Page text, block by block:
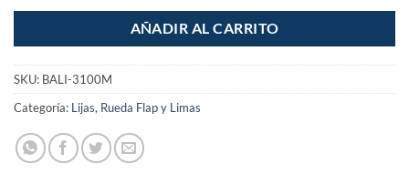
AÑADIR AL CARRITO
SKU: BALI-3100M
Categoría: Lijas, Rueda Flap y Limas